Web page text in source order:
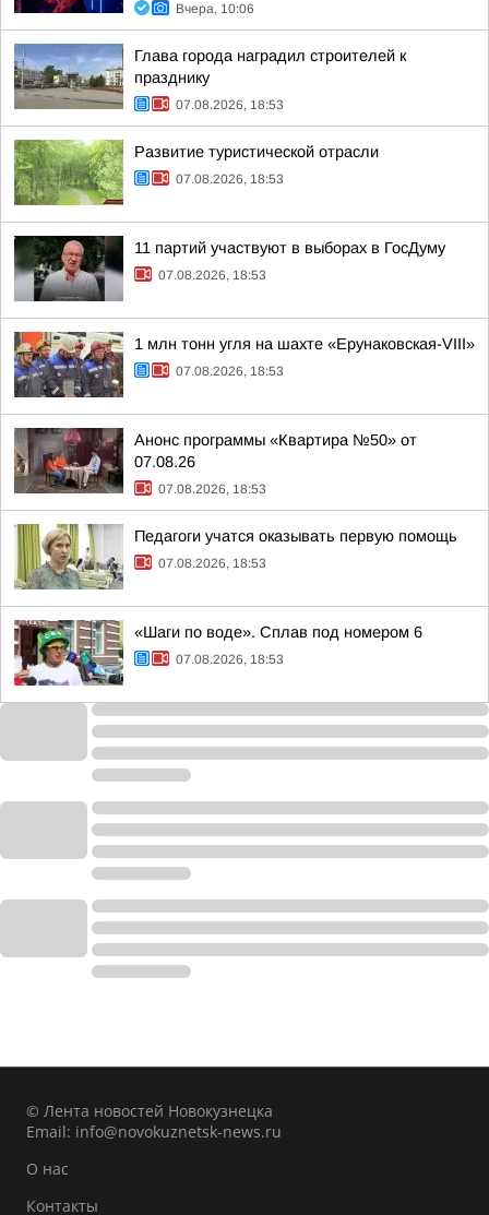
Вчера, 10:06
Глава города наградил строителей к
празднику
07.08.2026, 18:53
Развитие туристической отрасли
07.08.2026, 18:53
11 партий участвуют в выборах в ГосДуму
07.08.2026, 18:53
1 млн тонн угля на шахте «Ерунаковская-VIII»
07.08.2026, 18:53
Анонс программы «Квартира №50» от
07.08.26
07.08.2026, 18:53
Педагоги учатся оказывать первую помощь
07.08.2026, 18:53
«Шаги по воде». Сплав под номером 6
07.08.2026, 18:53
© Лента новостей Новокузнецка
Email: info@novokuznetsk-news.ru
О нас
Контакты